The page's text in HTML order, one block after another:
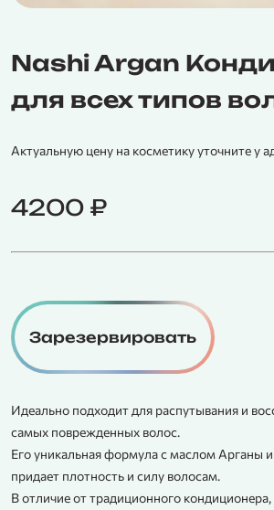
Nashi Argan
для всех типов
Актуальную цену на косметику уточните у
4200 ₽
Зарезервировать
Идеально подходит для распутывания и
самых поврежденных волос.
Его уникальная формула с маслом Арганы
придает плотность и силу волосам.
В отличие от традиционного